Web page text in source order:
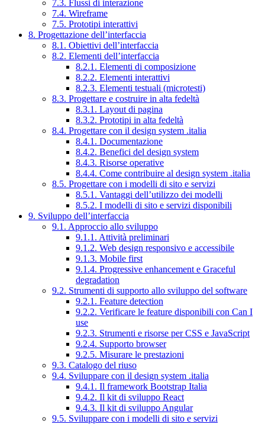
7.3. Flussi di interazione
7.4. Wireframe
7.5. Prototipi interattivi
8. Progettazione dell’interfaccia
8.1. Obiettivi dell’interfaccia
8.2. Elementi dell’interfaccia
8.2.1. Elementi di composizione
8.2.2. Elementi interattivi
8.2.3. Elementi testuali (microtesti)
8.3. Progettare e costruire in alta fedeltà
8.3.1. Layout di pagina
8.3.2. Prototipi in alta fedeltà
8.4. Progettare con il design system .italia
8.4.1. Documentazione
8.4.2. Benefici del design system
8.4.3. Risorse operative
8.4.4. Come contribuire al design system .italia
8.5. Progettare con i modelli di sito e servizi
8.5.1. Vantaggi dell’utilizzo dei modelli
8.5.2. I modelli di sito e servizi disponibili
9. Sviluppo dell’interfaccia
9.1. Approccio allo sviluppo
9.1.1. Attività preliminari
9.1.2. Web design responsivo e accessibile
9.1.3. Mobile first
9.1.4. Progressive enhancement e Graceful
degradation
9.2. Strumenti di supporto allo sviluppo del software
9.2.1. Feature detection
9.2.2. Verificare le feature disponibili con Can I
use
9.2.3. Strumenti e risorse per CSS e JavaScript
9.2.4. Supporto browser
9.2.5. Misurare le prestazioni
9.3. Catalogo del riuso
9.4. Sviluppare con il design system .italia
9.4.1. Il framework Bootstrap Italia
9.4.2. Il kit di sviluppo React
9.4.3. Il kit di sviluppo Angular
9.5. Sviluppare con i modelli di sito e servizi